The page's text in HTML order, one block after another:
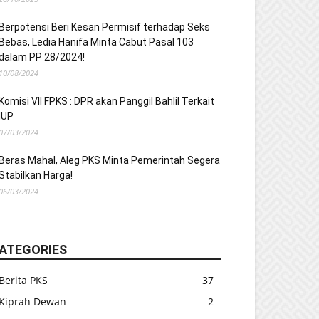
Beri Kesan Permisif terhadap Seks
Ledia Hanifa Minta Cabut Pasal 103
PP 28/2024!
08/2024
VII FPKS : DPR akan Panggil Bahlil Terkait
03/2024
Mahal, Aleg PKS Minta Pemerintah Segera
Harga!
03/2024
PKS
37
Dewan
2